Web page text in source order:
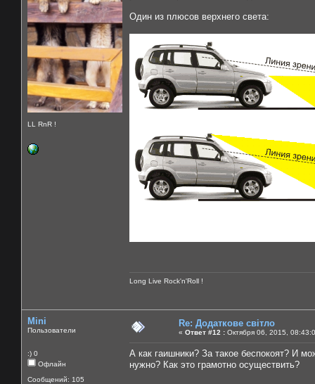
LL RnR !
Один из плюсов верхнего света:
Long Live Rock'n'Roll !
Mini
Пользователи
:) 0
Офлайн
Сообщений: 105
Re: Додаткове світло
« Ответ #12 : Октября 06, 2015,
А как гаишники? За такое беспокоят? И
нужно? Как это грамотно осуществить?